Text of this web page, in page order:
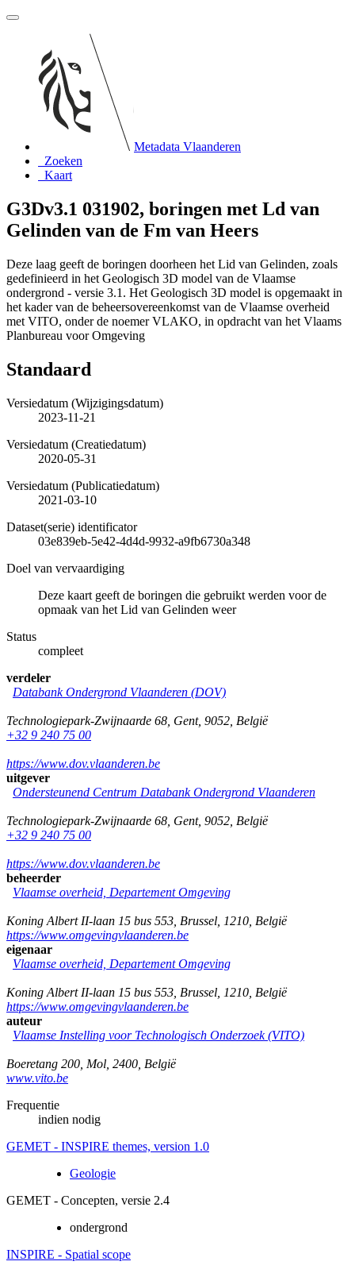
Metadata Vlaanderen
Zoeken
Kaart
G3Dv3.1 031902, boringen met Ld van
Gelinden van de Fm van Heers
Deze laag geeft de boringen doorheen het Lid van Gelinden, zoals
gedefinieerd in het Geologisch 3D model van de Vlaamse
ondergrond - versie 3.1. Het Geologisch 3D model is opgemaakt in
het kader van de beheersovereenkomst van de Vlaamse overheid
met VITO, onder de noemer VLAKO, in opdracht van het Vlaams
Planbureau voor Omgeving
Standaard
Versiedatum (Wijzigingsdatum)
2023-11-21
Versiedatum (Creatiedatum)
2020-05-31
Versiedatum (Publicatiedatum)
2021-03-10
Dataset(serie) identificator
03e839eb-5e42-4d4d-9932-a9fb6730a348
Doel van vervaardiging
Deze kaart geeft de boringen die gebruikt werden voor de
opmaak van het Lid van Gelinden weer
Status
compleet
verdeler
Databank Ondergrond Vlaanderen (DOV)
Technologiepark-Zwijnaarde 68 Gent, 9052 België
+32 9 240 75 00
https://www.dov.vlaanderen.be
uitgever
Ondersteunend Centrum Databank Ondergrond Vlaanderen
Technologiepark-Zwijnaarde 68 Gent, 9052 België
+32 9 240 75 00
https://www.dov.vlaanderen.be
beheerder
Vlaamse overheid, Departement Omgeving
Koning Albert II-laan 15 bus 553 Brussel 1210 België
https://www.omgevingvlaanderen.be
eigenaar
Vlaamse overheid, Departement Omgeving
Koning Albert II-laan 15 bus 553 Brussel 1210 België
https://www.omgevingvlaanderen.be
auteur
Vlaamse Instelling voor Technologisch Onderzoek (VITO)
Boeretang 200 Mol 2400 België
www.vito.be
Frequentie
indien nodig
GEMET - INSPIRE themes, version 1.0
Geologie
GEMET - Concepten, versie 2.4
ondergrond
INSPIRE - Spatial scope